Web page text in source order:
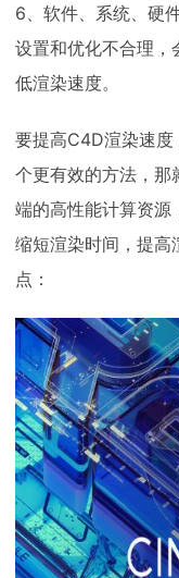
6、软件、系统、硬
设置和优化不合理，
低渲染速度。
要提高C4D渲染速度
个更有效的方法，那
端的高性能计算资源
缩短渲染时间，提高
点：